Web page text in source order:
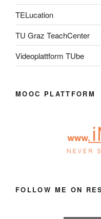
TELucation
TU Graz TeachCenter
Videoplattform TUbe
MOOC PLATTFORM
FOLLOW ME ON